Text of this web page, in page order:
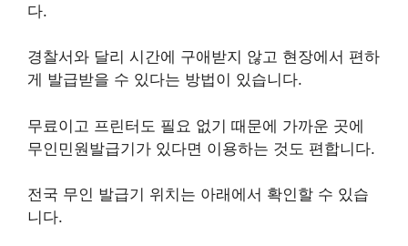
다.
경찰서와 달리 시간에 구애받지 않고 현장에서 편하
게 발급받을 수 있다는 방법이 있습니다.
무료이고 프린터도 필요 없기 때문에 가까운 곳에
무인민원발급기가 있다면 이용하는 것도 편합니다.
전국 무인 발급기 위치는 아래에서 확인할 수 있습
니다.